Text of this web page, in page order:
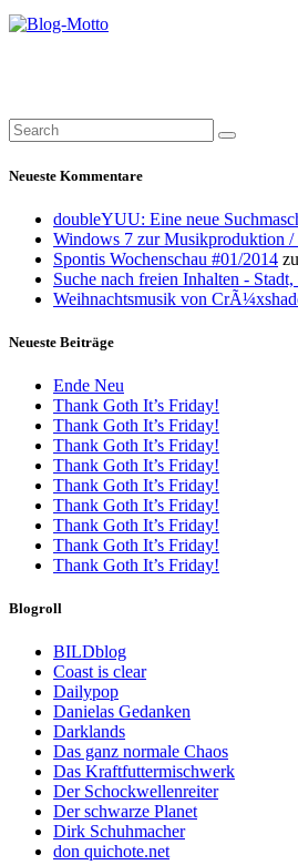
Neueste Kommentare
doubleYUU: Eine neue
Windows 7 zur Musikproduktion
Spontis Wochenschau #01/2014 zu
Suche nach freien Inhalten -
Weihnachtsmusik von
Neueste Beiträge
Ende Neu
Thank Goth It’s Friday!
Thank Goth It’s Friday!
Thank Goth It’s Friday!
Thank Goth It’s Friday!
Thank Goth It’s Friday!
Thank Goth It’s Friday!
Thank Goth It’s Friday!
Thank Goth It’s Friday!
Thank Goth It’s Friday!
Blogroll
BILDblog
Coast is clear
Dailypop
Danielas Gedanken
Darklands
Das ganz normale Chaos
Das Kraftfuttermischwerk
Der Schockwellenreiter
Der schwarze Planet
Dirk Schuhmacher
don quichote.net